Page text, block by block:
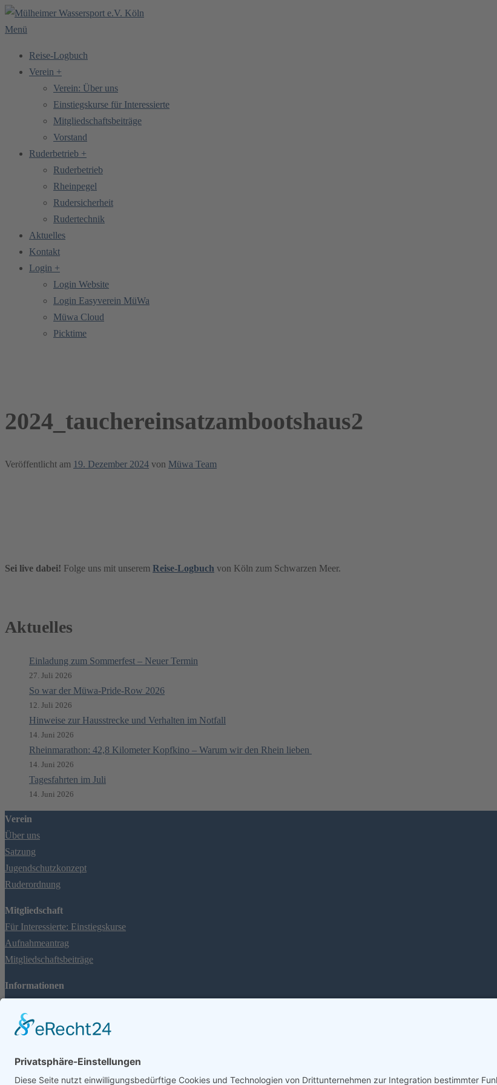
Zum
Inhalt
Menü
Reise-Logbuch
Verein +
Verein: Über uns
Einstiegskurse für Interessierte
Mitgliedschaftsbeiträge
Vorstand
Ruderbetrieb +
Ruderbetrieb
Rheinpegel
Rudersicherheit
Rudertechnik
Aktuelles
Kontakt
Login +
Login Website
Login Easyverein MüWa
Müwa Cloud
Picktime
2024_tauchereinsatzambootshaus2
Veröffentlicht am 19. Dezember 2024 von Müwa Team
Sei live dabei! Folge uns mit unserem Reise-Logbuch von Köln zum Schwarzen Meer.
Aktuelles
Einladung zum Sommerfest – Neuer Termin
27. Juli 2026
So war der Müwa-Pride-Row 2026
12. Juli 2026
Hinweise zur Hausstrecke und Verhalten im Notfall
14. Juni 2026
Rheinmarathon: 42,8 Kilometer Kopfkino – Warum wir den Rhein lieben
14. Juni 2026
Tagesfahrten im Juli
14. Juni 2026
Verein
Über uns
Satzung
Jugendschutzkonzept
Ruderordnung
Mitgliedschaft
Für Interessierte: Einstiegskurse
Aufnahmeantrag
Mitgliedschaftsbeiträge
Informationen
Rheinpegel
FAQ
Spenden
Social Media